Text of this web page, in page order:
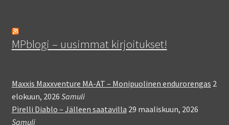
MPblogi – uusimmat kirjoitukset!
Maxxis Maxxventure MA-AT – Monipuolinen endurorengas 2
elokuun, 2026 Samuli
Pirelli Diablo – Jälleen saatavilla 29 maaliskuun, 2026
Samuli